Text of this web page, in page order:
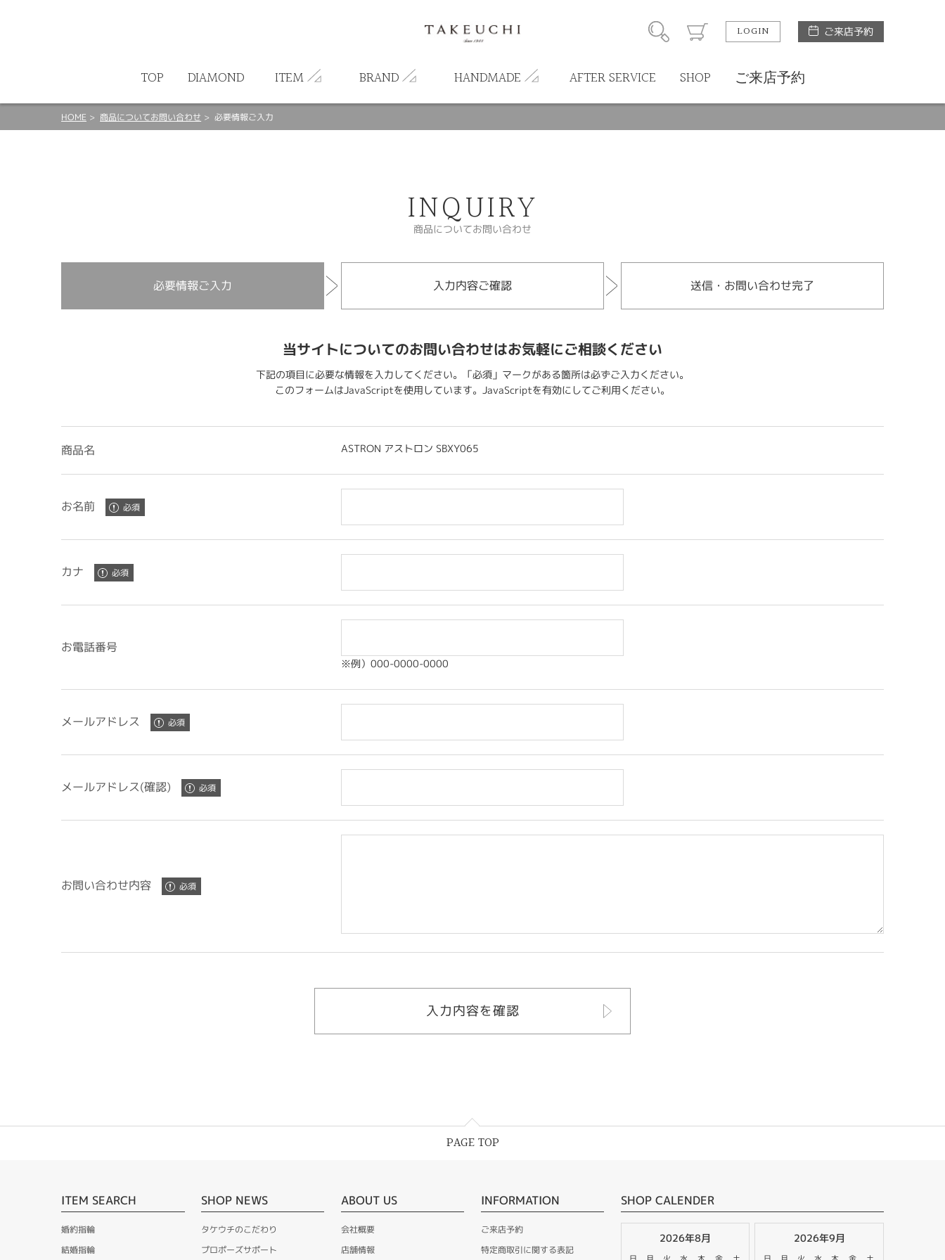
LOGIN ご来店予約
TOP DIAMOND ITEM BRAND HANDMADE AFTER SERVICE SHOP ご来店予約
HOME 商品についてお問い合わせ 必要情報ご入力
INQUIRY
商品についてお問い合わせ
必要情報ご入力 入力内容ご確認 送信・お問い合わせ完了
当サイトについてのお問い合わせはお気軽にご相談ください
下記の項目に必要な情報を入力してください。「必須」マークがある箇所は必ずご入力ください。
このフォームはJavaScriptを使用しています。JavaScriptを有効にしてご利用ください。
商品名 ASTRON アストロン SBXY065
お名前
カナ
お電話番号
※例）000-0000-0000
メールアドレス
メールアドレス(確認)
お問い合わせ内容
PAGE TOP
ITEM SEARCH
婚約指輪
結婚指輪
SHOP NEWS
タケウチのこだわり
プロポーズサポート
ABOUT US
会社概要
店舗情報
INFORMATION
ご来店予約
特定商取引に関する表記
SHOP CALENDER
2026年8月 2026年9月